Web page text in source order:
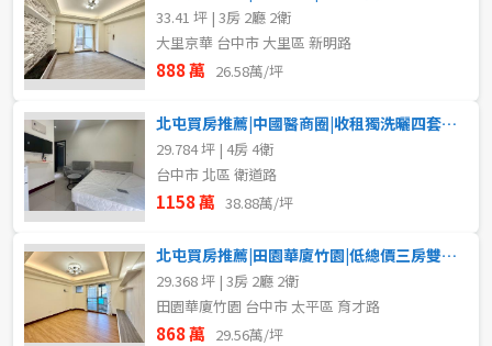
33.41 坪 | 3房 2廳 2衛
大里京華 台中市 大里區 新明路
888 萬 26.58萬/坪
北屯買房推薦|中國醫商圈|收租獨洗曬四套房公寓
29.784 坪 | 4房 4衛
台中市 北區 衛道路
1158 萬 38.88萬/坪
北屯買房推薦|田園華廈竹園|低總價三房雙陽台車位
29.368 坪 | 3房 2廳 2衛
田園華廈竹園 台中市 太平區 育才路
868 萬 29.56萬/坪